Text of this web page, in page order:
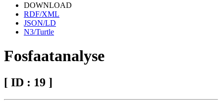
DOWNLOAD
RDF/XML
JSON/LD
N3/Turtle
Fosfaatanalyse
[ ID : 19 ]